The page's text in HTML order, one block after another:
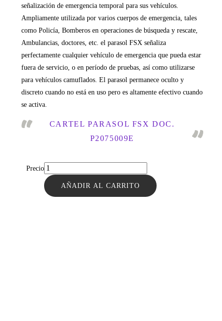
señalización de emergencia temporal para sus vehículos.
Ampliamente utilizada por varios cuerpos de emergencia, tales
como Policía, Bomberos en operaciones de búsqueda y rescate,
Ambulancias, doctores, etc. el parasol FSX señaliza
perfectamente cualquier vehículo de emergencia que pueda estar
fuera de servicio, o en período de pruebas, así como utilizarse
para vehículos camuflados. El parasol permanece oculto y
discreto cuando no está en uso pero es altamente efectivo cuando
se activa.
CARTEL PARASOL FSX DOC.
P2075009E
Precio
AÑADIR AL CARRITO